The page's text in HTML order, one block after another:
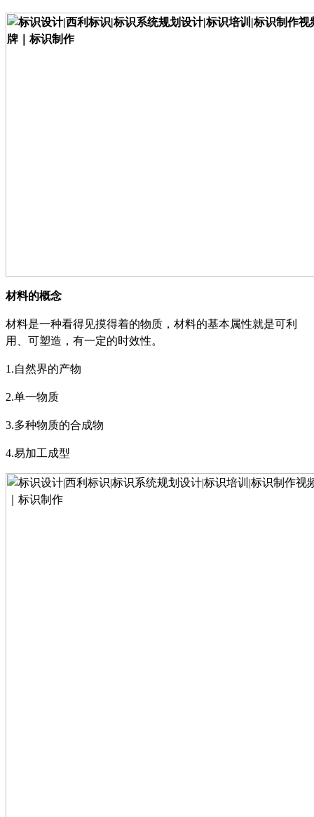
材料的概念
材料是一种看得见摸得着的物质，材料的基本属性就是可利
用、可塑造，有一定的时效性。
1.自然界的产物
2.单一物质
3.多种物质的合成物
4.易加工成型